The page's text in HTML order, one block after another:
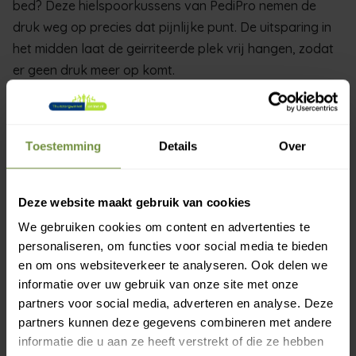
Toestemming Details Over
Deze website maakt gebruik van cookies
We gebruiken cookies om content en advertenties te
personaliseren, om functies voor social media te bieden
en om ons websiteverkeer te analyseren. Ook delen we
informatie over uw gebruik van onze site met onze
partners voor social media, adverteren en analyse. Deze
partners kunnen deze gegevens combineren met andere
informatie die u aan ze heeft verstrekt of die ze hebben
bed? Deze hielspoorkussens van PediPro nemen de
druk weg op precies dat pijnlijke punt. De uitsparing in
het midden laat de geirriteerde plek vrij hangen, zodat
er geen druk meer op komt.
Centrale uitsparing die de druk op je hielspoor
Fijn bij hielspoor en fasciitis plantaris
Silicone of visco-elastisch schuim dat mooi dempt
Past in de meeste schoenen
Combineer de kussens met goed dempende schoenen
en bouw je wandeltijd rustig op voor het beste
resultaat.
Zo zet je weer pijnvrijere stappen. Bij een scheur in de
fascia of een stressfractuur vraag je je fysiotherapeut